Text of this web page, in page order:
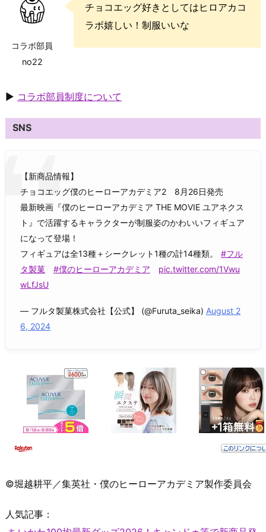
コラボ部員
no22
チョコエッグ好きとしてはヒロアカコ
ラボ嬉しい！制服いいな
▶ コラボ部員制度について
SNS
【新商品情報】
チョコエッグ僕のヒーローアカデミア2 8月26日発売
最新映画『僕のヒーローアカデミア THE MOVIE ユアネクス
ト』で活躍するキャラクターが制服姿のかわいいフィギュア
になって登場！
フィギュアは全13種＋シークレット1種の計14種類。
#フル
タ製菓
#僕のヒーローアカデミア
pic.twitter.com/1Vwu
wLfJsU
— フルタ製菓株式会社【公式】 (@Furuta_seika) August 2
6, 2024
©堀越耕平／集英社・僕のヒーローアカデミア製作委員会
人気記事：